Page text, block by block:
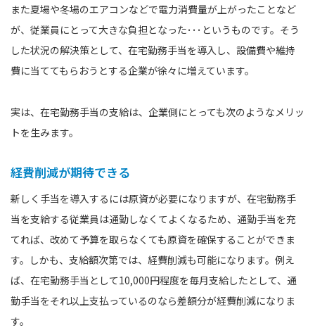
また夏場や冬場のエアコンなどで電力消費量が上がったことなど
が、従業員にとって大きな負担となった･･･というものです。そう
した状況の解決策として、在宅勤務手当を導入し、設備費や維持
費に当ててもらおうとする企業が徐々に増えています。
実は、在宅勤務手当の支給は、企業側にとっても次のようなメリッ
トを生みます。
経費削減が期待できる
新しく手当を導入するには原資が必要になりますが、在宅勤務手
当を支給する従業員は通勤しなくてよくなるため、通勤手当を充
てれば、改めて予算を取らなくても原資を確保することができま
す。しかも、支給額次第では、経費削減も可能になります。例え
ば、在宅勤務手当として10,000円程度を毎月支給したとして、通
勤手当をそれ以上支払っているのなら差額分が経費削減になりま
す。